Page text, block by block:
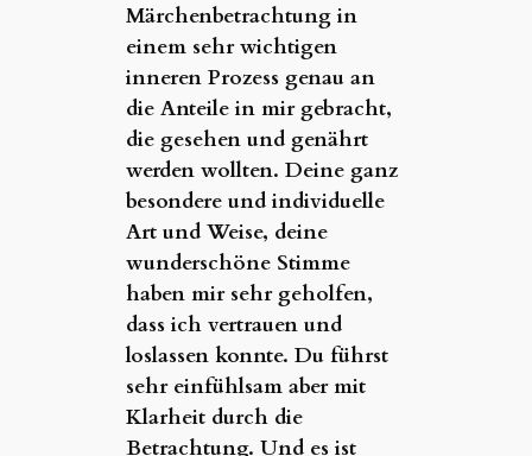
Märchenbetrachtung in
einem sehr wichtigen
inneren Prozess genau an
die Anteile in mir gebracht,
die gesehen und genährt
werden wollten. Deine ganz
besondere und individuelle
Art und Weise, deine
wunderschöne Stimme
haben mir sehr geholfen,
dass ich vertrauen und
loslassen konnte. Du führst
sehr einfühlsam aber mit
Klarheit durch die
Betrachtung. Und es ist